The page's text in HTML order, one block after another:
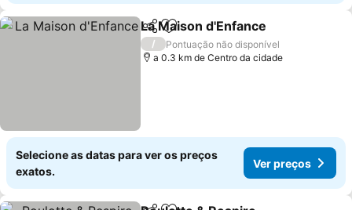
PartilharAdicionar aos favoritos
La Maison d'Enfance
/
Pontuação não disponível
a 0.3 km de Centro da cidade
Selecione as datas para ver os preços
exatos.
Ver preços